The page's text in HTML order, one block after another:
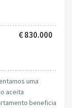
€ 830.000
uma
aceita
beneficia